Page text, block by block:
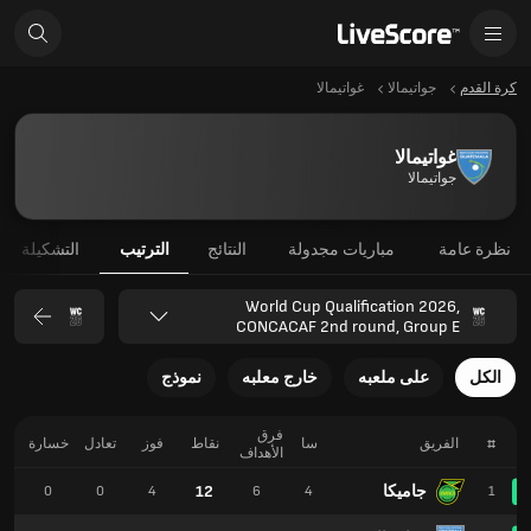
كرة القدم جواتيمالا غواتيمالا
غواتيمالا
جواتيمالا
نظرة عامة مباريات مجدولة النتائج الترتيب التشكيلة
World Cup Qualification 2026,
CONCACAF 2nd round, Group E
الكل على ملعبه خارج معلبه نموذج
# الفريق
1 جاميكا
سا
فرق
الأهداف
نقاط فوز تعادل خسارة
4
6
12
4
0
0